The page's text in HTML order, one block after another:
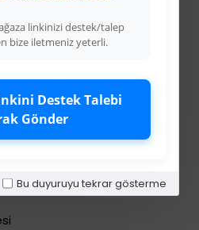
linkinizi destek/talep
bize iletmeniz yeterli.
Destek Talebi
Gönder
Bu duyuruyu tekrar gösterme